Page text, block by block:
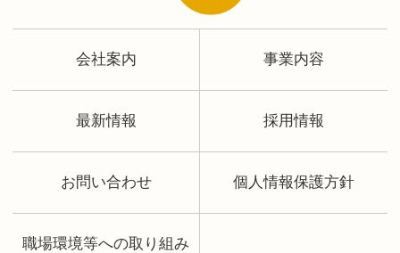
会社案内 事業内容
最新情報 採用情報
お問い合わせ 個人情報保護方針
職場環境等への取り組み